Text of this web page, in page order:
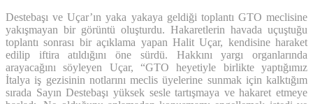
Destebaşı ve Uçar’ın yaka yakaya geldiği toplantı GTO meclisine
yakışmayan bir görüntü oluşturdu. Hakaretlerin havada uçuştuğu
toplantı sonrası bir açıklama yapan Halit Uçar, kendisine haraket
edilip iftira atıldığını öne sürdü. Hakkını yargı organlarında
arayacağını söyleyen Uçar, “GTO heyetiyle birlikte yaptığımız
İtalya iş gezisinin notlarını meclis üyelerine sunmak için kalktığım
sırada Sayın Destebaşı yüksek sesle tartışmaya ve hakaret etmeye